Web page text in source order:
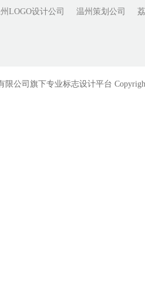
LOGO设计公司 温州策划公司
限公司旗下专业标志设计平台